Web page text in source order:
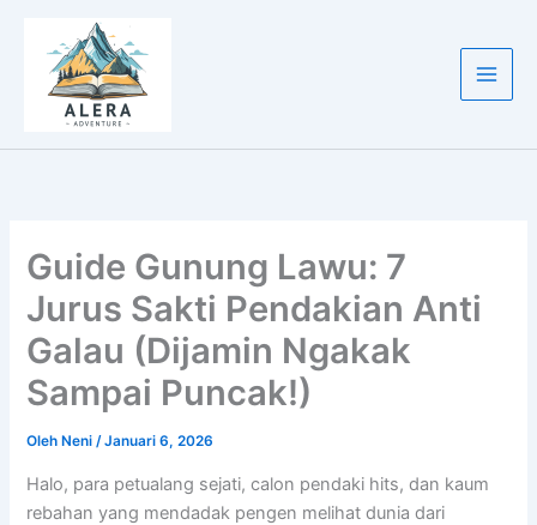
konten
Guide Gunung Lawu: 7
Jurus Sakti Pendakian Anti
Galau (Dijamin Ngakak
Sampai Puncak!)
Oleh Neni/Januari 6, 2026
Halo, para petualang sejati, calon pendaki hits, dan kaum
rebahan yang mendadak pengen melihat dunia dari